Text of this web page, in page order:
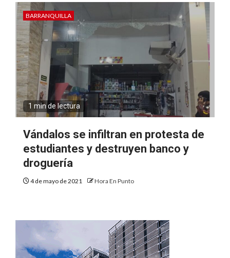
BARRANQUILLA
1 min de lectura
Vándalos se infiltran en protesta de
estudiantes y destruyen banco y
droguería
4 de mayo de 2021 Hora En Punto